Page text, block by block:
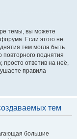
темы, вы можете
Если этого не
тем могла быть
поднятия
ответив на неё,
правила
тем
большие